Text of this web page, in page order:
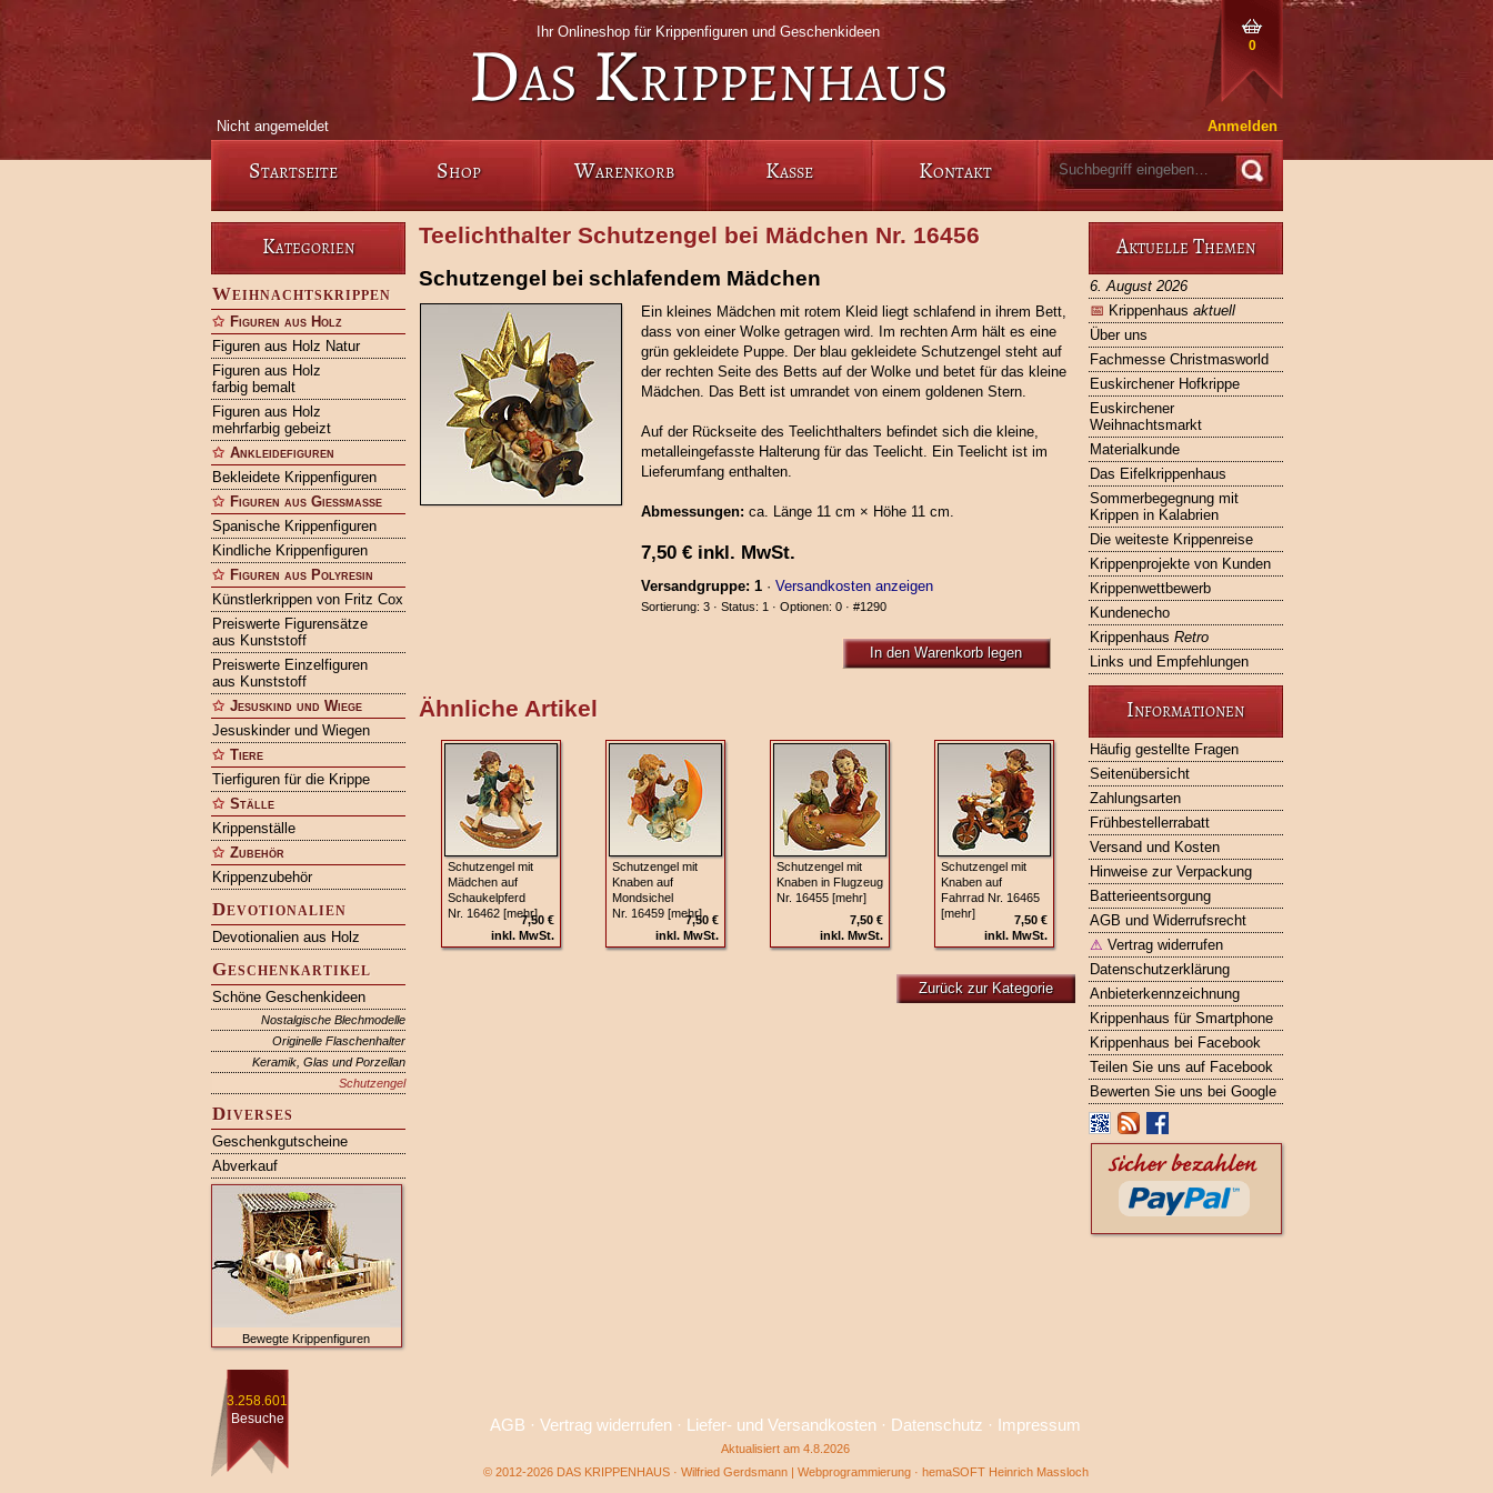
0
Ihr Onlineshop für Krippenfiguren und Geschenkideen
Das Krippenhaus
Nicht angemeldet Anmelden
Startseite Shop Warenkorb Kasse Kontakt
Kategorien
Weihnachtskrippen
Figuren aus Holz
Figuren aus Holz Natur
Figuren aus Holz
farbig bemalt
Figuren aus Holz
mehrfarbig gebeizt
Ankleidefiguren
Bekleidete Krippenfiguren
Figuren aus Gießmasse
Spanische Krippenfiguren
Kindliche Krippenfiguren
Figuren aus Polyresin
Künstlerkrippen von Fritz Cox
Preiswerte Figurensätze
aus Kunststoff
Preiswerte Einzelfiguren
aus Kunststoff
Jesuskind und Wiege
Jesuskinder und Wiegen
Tiere
Tierfiguren für die Krippe
Ställe
Krippenställe
Zubehör
Krippenzubehör
Devotionalien
Devotionalien aus Holz
Geschenkartikel
Schöne Geschenkideen
Nostalgische Blechmodelle
Originelle Flaschenhalter
Keramik, Glas und Porzellan
Schutzengel
Diverses
Geschenkgutscheine
Abverkauf
Bewegte Krippenfiguren
Aktuelle Themen
6. August 2026
📅 Krippenhaus aktuell
Über uns
Fachmesse Christmasworld
Euskirchener Hofkrippe
Euskirchener
Weihnachtsmarkt
Materialkunde
Das Eifelkrippenhaus
Sommerbegegnung mit
Krippen in Kalabrien
Die weiteste Krippenreise
Krippenprojekte von Kunden
Krippenwettbewerb
Kundenecho
Krippenhaus Retro
Links und Empfehlungen
Informationen
Häufig gestellte Fragen
Seitenübersicht
Zahlungsarten
Frühbestellerrabatt
Versand und Kosten
Hinweise zur Verpackung
Batterieentsorgung
AGB und Widerrufsrecht
⚠ Vertrag widerrufen
Datenschutzerklärung
Anbieterkennzeichnung
Krippenhaus für Smartphone
Krippenhaus bei Facebook
Teilen Sie uns auf Facebook
Bewerten Sie uns bei Google
Teelichthalter Schutzengel bei Mädchen Nr. 16456
Schutzengel bei schlafendem Mädchen
Ein kleines Mädchen mit rotem Kleid liegt schlafend in ihrem Bett,
dass von einer Wolke getragen wird. Im rechten Arm hält es eine
grün gekleidete Puppe. Der blau gekleidete Schutzengel steht auf
der rechten Seite des Betts auf der Wolke und betet für das kleine
Mädchen. Das Bett ist umrandet von einem goldenen Stern.
Auf der Rückseite des Teelichthalters befindet sich die kleine,
metalleingefasste Halterung für das Teelicht. Ein Teelicht ist im
Lieferumfang enthalten.
Abmessungen: ca. Länge 11 cm × Höhe 11 cm.
7,50 €inkl. MwSt.
Versandgruppe: 1· Versandkosten anzeigen
Sortierung: 3 · Status: 1 · Optionen: 0 · #1290
In den Warenkorb legen
Ähnliche Artikel
Schutzengel mit
Mädchen auf
Schaukelpferd
Nr. 16462 [mehr]7,50 €
inkl. MwSt.
Schutzengel mit
Knaben auf
Mondsichel
Nr. 16459 [mehr]7,50 €
inkl. MwSt.
Schutzengel mit
Knaben in Flugzeug
Nr. 16455 [mehr]
7,50 €
inkl. MwSt.
Schutzengel mit
Knaben auf
Fahrrad Nr. 16465
[mehr]
7,50 €
inkl. MwSt.
Zurück zur Kategorie
3.258.601
Besuche
AGB · Vertrag widerrufen · Liefer- und Versandkosten · Datenschutz · Impressum
Aktualisiert am 4.8.2026
© 2012-2026 DAS KRIPPENHAUS · Wilfried Gerdsmann | Webprogrammierung · hemaSOFT Heinrich Massloch